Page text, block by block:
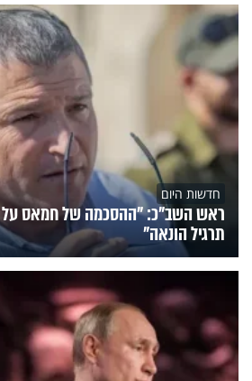
חדשות היום
ראש השב"כ: "ההסכמה של חמאס על
תרגיל הונאה"